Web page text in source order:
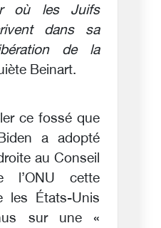
où les Juifs
dans sa
de la
Beinart.
ce fossé que
a adopté
au Conseil
l’ONU cette
les États-Unis
sur une «